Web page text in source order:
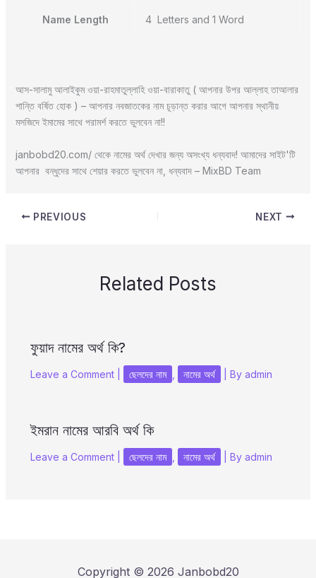
Name Length 4 Letters and 1 Word
আস-সালামু আলাইকুম ওয়া-রাহমাতুল্লাহি ওয়া-বারাকাতু ( আপনার উপর আল্লাহ তাআলার
শান্তি বর্ষিত হোক ) – আপনার নবজাতকের নাম চূড়ান্ত করার আগে আপনার স্থানীয়
মসজিদে ইমামের সাথে পরামর্শ করতে ভুলবেন না!!
janbobd20.com/ থেকে নামের অর্থ দেখার জন্য অসংখ্য ধন্যবাদ! আমাদের সাইট'টি
আপনার বন্ধুদের সাথে শেয়ার করতে ভুলবেন না, ধন্যবাদ – MixBD Team
PREVIOUS NEXT
Related Posts
ফুয়াদ নামের অর্থ কি?
Leave a Comment ছেলদের নাম নামের অর্থ | By admin
ইমরান নামের আরবি অর্থ কি
Leave a Comment ছেলদের নাম নামের অর্থ | By admin
Copyright © 2026 Janbobd20